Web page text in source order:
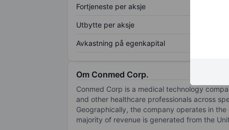
Fortjeneste per aksje
Utbytte per aksje
Avkastning på egenkapital
Om Conmed Corp.
Conmed Corp is a medical technology
and other healthcare professionals across
Geographically, the company operates in
majority of revenue is generated from the